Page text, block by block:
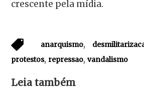
crescente pela mídia.
anarquismo,
protestos, repressao,vandalismo
Leia também